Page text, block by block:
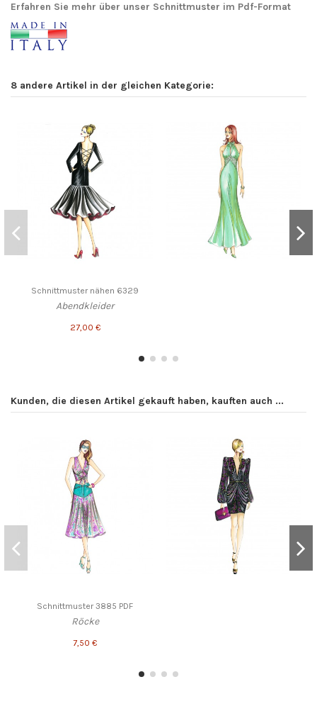
Erfahren Sie mehr über unser Schnittmuster im Pdf-Format
8 andere Artikel in der gleichen Kategorie:
Schnittmuster nähen 6329
Abendkleider
27,00 €
Kunden, die diesen Artikel gekauft haben, kauften auch ...
Schnittmuster 3885 PDF
Röcke
7,50 €